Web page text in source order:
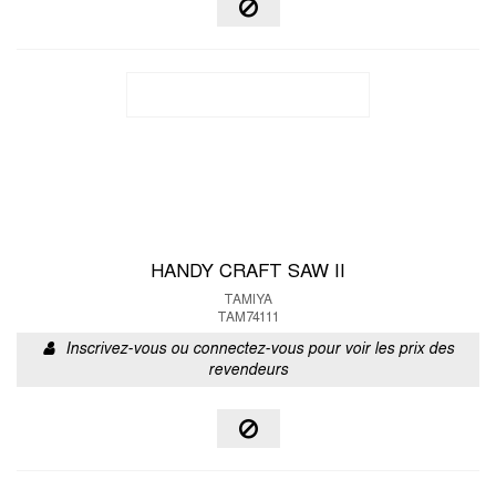
HANDY CRAFT SAW II
TAMIYA
TAM74111
Inscrivez-vous ou connectez-vous pour voir les prix des
revendeurs